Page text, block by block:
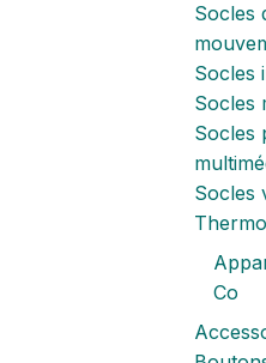
Socles
Socles
Socles
Socles
Socles
Co